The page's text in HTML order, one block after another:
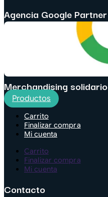
Agencia Google Partner
Merchandising solidario
Productos
Carrito
Finalizar compra
Mi cuenta
Carrito
Finalizar compra
Mi cuenta
Contacto